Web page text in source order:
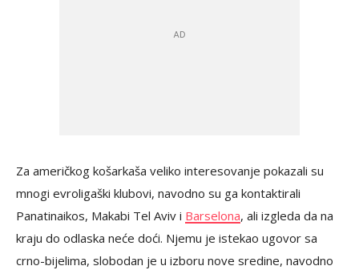
Za američkog košarkaša veliko interesovanje pokazali su
mnogi evroligaški klubovi, navodno su ga kontaktirali
Panatinaikos, Makabi Tel Aviv i Barselona, ali izgleda da na
kraju do odlaska neće doći. Njemu je istekao ugovor sa
crno-bijelima, slobodan je u izboru nove sredine, navodno